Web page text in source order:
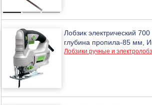
Лобзик электрический
глубина пропила-85 мм,
Лобзики ручные и